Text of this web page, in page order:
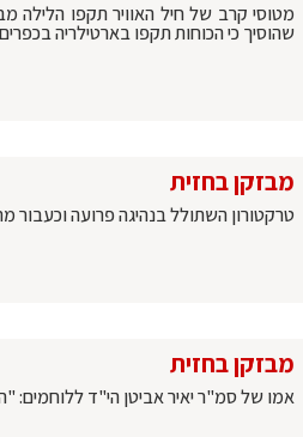
מטוסי קרב של חיל האוויר תקפו הלילה
שהוסיך כי הכוחות תקפו בארטילריה
מבזקן בחזית
טרקטורון השתולל בנהיגה פרועה וכעבור מרדף קצר
מבזקן בחזית
אמו של סמ"ר יאיר אביטן הי"ד ללוחמים: